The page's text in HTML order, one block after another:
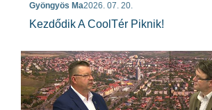
Gyöngyös Ma2026. 07. 20.
Kezdődik A CoolTér Piknik!